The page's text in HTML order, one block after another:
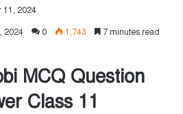
11, 2024
2024 0 1,743 7 minutes read
MCQ Question
Class 11